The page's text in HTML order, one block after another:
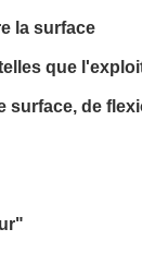
la surface
que
de